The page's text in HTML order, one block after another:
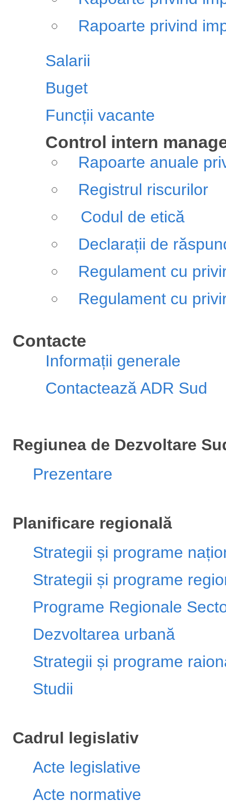
Rapoarte privind
Salarii
Buget
Funcții vacante
Control intern
Rapoarte anuale
Registrul riscurilor
Codul de etică
Declarații de
Regulament cu
Regulament cu
Contacte
Informații generale
Contactează ADR Sud
Regiunea de Dezvoltare
Prezentare
Planificare regională
Strategii și programe
Strategii și programe
Programe Regionale
Dezvoltarea urbană
Strategii și programe
Studii
Cadrul legislativ
Acte legislative
Acte normative